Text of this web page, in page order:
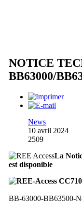
NOTICE
BB63000/
News
10 avril 2024
2509
La
est disponible
BB-63000-BB63500-